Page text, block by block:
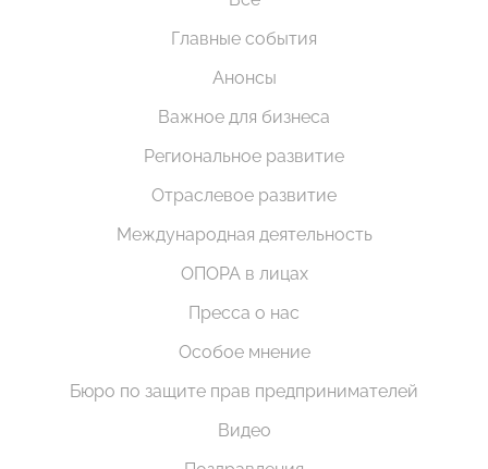
Главные события
Анонсы
Важное для бизнеса
Региональное развитие
Отраслевое развитие
Международная деятельность
ОПОРА в лицах
Пресса о нас
Особое мнение
Бюро по защите прав предпринимателей
Видео